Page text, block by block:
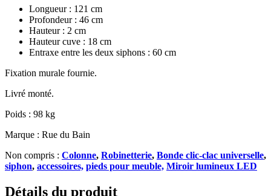
Longueur : 121 cm
Profondeur : 46 cm
Hauteur : 2 cm
Hauteur cuve : 18 cm
Entraxe entre les deux siphons : 60 cm
Fixation murale fournie.
Livré monté.
Poids : 98 kg
Marque : Rue du Bain
Non compris : Colonne, Robinetterie, Bonde clic-clac universelle,
siphon, accessoires, pieds pour meuble, Miroir lumineux LED
Détails du produit